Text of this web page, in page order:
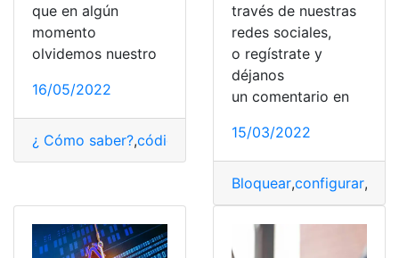
que en algún
momento
olvidemos nuestro
16/05/2022
¿ Cómo saber?,código PUK Número Telcel
través de nuestras
redes sociales,
o regístrate y
déjanos
un comentario en
15/03/2022
Bloquear,configurar,